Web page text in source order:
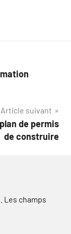
Article suivant
de permis
de construire
Les champs